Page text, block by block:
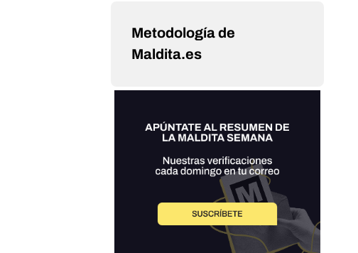
Metodología de
Maldita.es